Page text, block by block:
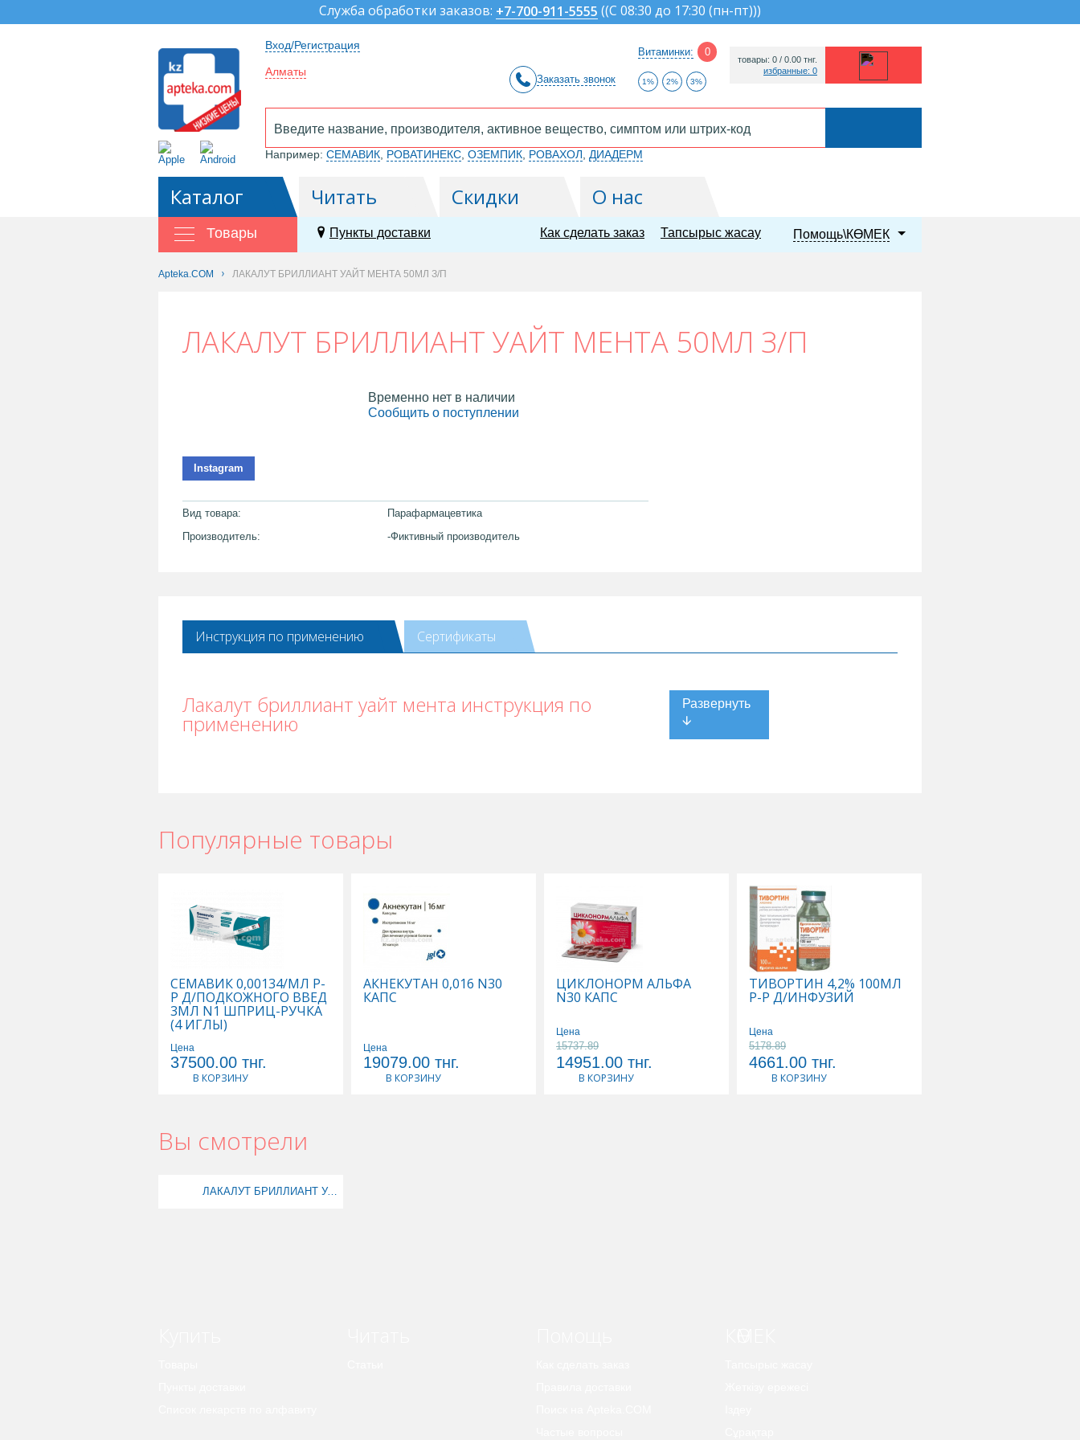
Служба обработки заказов: +7-700-911-5555 ((С 08:30 до 17:30 (пн-пт)))
Вход/Регистрация
Алматы
Заказать звонок
Витаминки: 0
1% 2% 3%
товары: 0 / 0.00 тнг.
избранные: 0
Например: СЕМАВИК РОВАТИНЕКС ОЗЕМПИК РОВАХОЛ ДИАДЕРМ
Каталог Читать Скидки О нас
Товары Пункты доставки Помощь\КӨМЕК
Тапсырыс жасау
Как сделать заказ
Apteka.COM ЛАКАЛУТ БРИЛЛИАНТ УАЙТ МЕНТА 50МЛ З/П
ЛАКАЛУТ БРИЛЛИАНТ УАЙТ МЕНТА 50МЛ З/П
Временно нет в наличии
Сообщить о поступлении
Instagram
Вид товара:
Парафармацевтика
Производитель:
-Фиктивный производитель
Инструкция по применению Сертификаты
Лакалут бриллиант уайт мента инструкция по
применению
Популярные товары
СЕМАВИК 0,00134/МЛ Р-
Р Д/ПОДКОЖНОГО ВВЕД
3МЛ N1 ШПРИЦ-РУЧКА
(4 ИГЛЫ)
Цена
37500.00 тнг.
В КОРЗИНУ
АКНЕКУТАН 0,016 N30
КАПС
Цена
19079.00 тнг.
В КОРЗИНУ
ЦИКЛОНОРМ АЛЬФА
N30 КАПС
Цена
15737.89
14951.00 тнг.
В КОРЗИНУ
ТИВОРТИН 4,2% 100МЛ
Р-Р Д/ИНФУЗИЙ
Цена
5178.89
4661.00 тнг.
В КОРЗИНУ
Вы смотрели
ЛАКАЛУТ БРИЛЛИАНТ УАЙТ МЕНТА 50МЛ З/П